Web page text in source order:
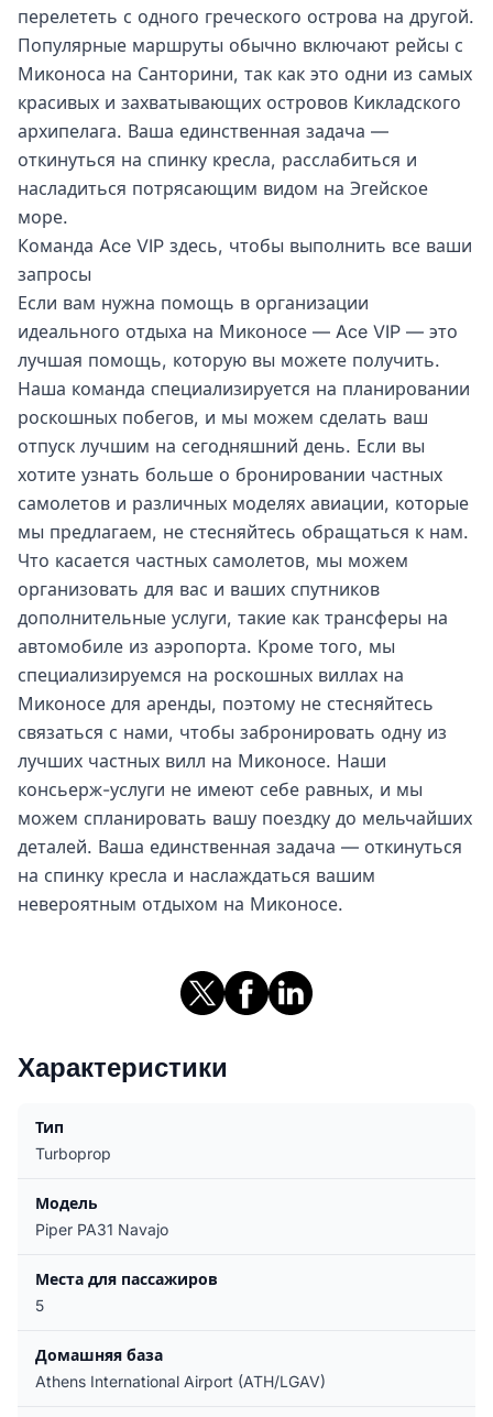
перелететь с одного греческого острова на другой.
Популярные маршруты обычно включают рейсы с
Миконоса на Санторини, так как это одни из самых
красивых и захватывающих островов Кикладского
архипелага. Ваша единственная задача —
откинуться на спинку кресла, расслабиться и
насладиться потрясающим видом на Эгейское
море.
Команда Ace VIP здесь, чтобы выполнить все ваши
запросы
Если вам нужна помощь в организации
идеального отдыха на Миконосе — Ace VIP — это
лучшая помощь, которую вы можете получить.
Наша команда специализируется на планировании
роскошных побегов, и мы можем сделать ваш
отпуск лучшим на сегодняшний день. Если вы
хотите узнать больше о бронировании частных
самолетов и различных моделях авиации, которые
мы предлагаем, не стесняйтесь обращаться к нам.
Что касается частных самолетов, мы можем
организовать для вас и ваших спутников
дополнительные услуги, такие как трансферы на
автомобиле из аэропорта. Кроме того, мы
специализируемся на роскошных виллах на
Миконосе для аренды, поэтому не стесняйтесь
связаться с нами, чтобы забронировать одну из
лучших частных вилл на Миконосе. Наши
консьерж-услуги не имеют себе равных, и мы
можем спланировать вашу поездку до мельчайших
деталей. Ваша единственная задача — откинуться
на спинку кресла и наслаждаться вашим
невероятным отдыхом на Миконосе.
Характеристики
Тип
Turboprop
Модель
Piper PA31 Navajo
Места для пассажиров
5
Домашняя база
Athens International Airport (ATH/LGAV)